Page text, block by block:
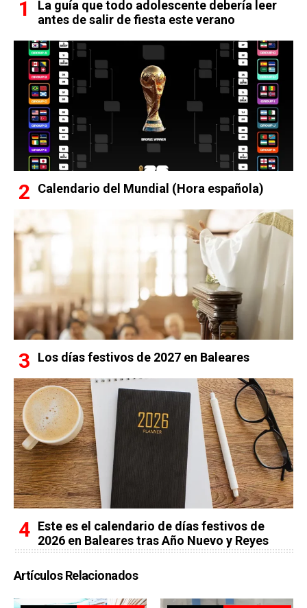
La guía que todo adolescente debería leer
antes de salir de fiesta este verano
Calendario del Mundial (Hora española)
Los días festivos de 2027 en Baleares
Este es el calendario de días festivos de
2026 en Baleares tras Año Nuevo y Reyes
Artículos Relacionados